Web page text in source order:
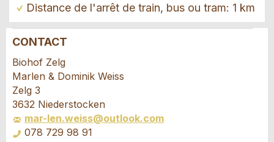
Distance de l'arrêt de train, bus ou tram: 1 km
Annonces répréhensibles
Vos commentaires sont grandement appréciés!
Commentaires généraux
Cette annonce n'est plus valable
Recommander l'annonce
Recommandez cette annonce à des amis.
CONTACT
Biohof Zelg
Marlen & Dominik Weiss
Zelg 3
3632 Niederstocken
mar-len.weiss@outlook.com
078 729 98 91